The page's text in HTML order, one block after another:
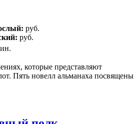
руб.
руб.
которые представляют
Пять новелл альманаха посвящены